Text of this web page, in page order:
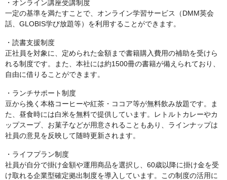
・オンライン講座受講制度
一定の基準を満たすことで、オンライン学習サービス（DMM英会
話、GLOBIS学び放題等）を利用することができます。
・読書支援制度
正社員を対象に、定められた金額まで書籍購入費用の補助を受けら
れる制度です。また、本社には約1500冊の書籍が備えられており、
自由に借りることができます。
・ランチサポート制度
豆から挽く本格コーヒーや紅茶・ココア等が無料飲み放題です。ま
た、昼食時には白米を無料で提供しています。レトルトカレーやカ
ップスープ、お菓子などが用意されることもあり、ラインナップは
社員の意見を反映して随時更新されます。
・ライフプラン制度
社員が自分で掛け金額や運用商品を選択し、60歳以降に掛け金を受
け取れる企業型確定拠出制度を導入しています。この制度の活用に